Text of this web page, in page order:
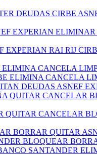
DEUDAS CIRBE
EXPERIAN
EXPERIAN RAI RIJ
CANCELA
ELIMINA CANCELA
DEUDAS ASNEF
QUITAR CANCELAR
QUITAR CANCELAR
BORRAR QUITAR
BLOQUEAR
SANTANDER